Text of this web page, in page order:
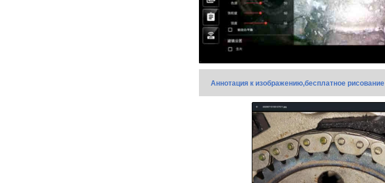
Аннотация к изображению,бесплатное рисование